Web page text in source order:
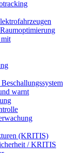
mit
warnt
(KRITIS)
/ KRITIS